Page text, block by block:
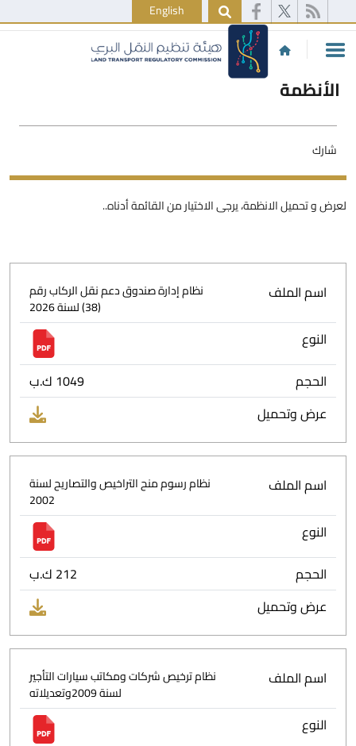
English
الأنظمة
شارك
لعرض و تحميل الانظمة، يرجى الاختيار من القائمة أدناه..
اسم الملف
نظام إدارة صندوق دعم نقل الركاب رقم
(38) لسنة 2026
النوع
الحجم
1049 ك.ب
عرض وتحميل
اسم الملف
نظام رسوم منح التراخيص والتصاريح لسنة
2002
النوع
الحجم
212 ك.ب
عرض وتحميل
اسم الملف
نظام ترخيص شركات ومكاتب سيارات التأجير
لسنة 2009وتعديلاته
النوع